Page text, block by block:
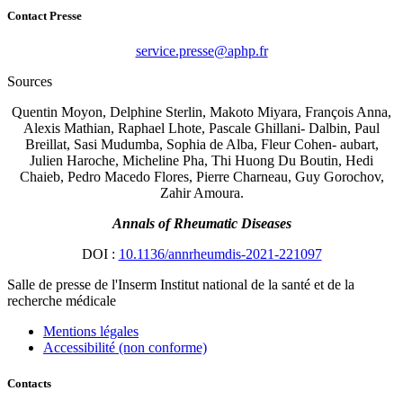
Contact Presse
rf.phpa@esserp.ecivres
Sources
Quentin Moyon, Delphine Sterlin, Makoto Miyara, François Anna,
Alexis Mathian, Raphael Lhote, Pascale Ghillani- Dalbin, Paul
Breillat, Sasi Mudumba, Sophia de Alba, Fleur Cohen- aubart,
Julien Haroche, Micheline Pha, Thi Huong Du Boutin, Hedi
Chaieb, Pedro Macedo Flores, Pierre Charneau, Guy Gorochov,
Zahir Amoura.
Annals of Rheumatic Diseases
DOI : 10.1136/annrheumdis-2021-221097
Salle de presse de l'Inserm Institut national de la santé et de la
recherche médicale
Mentions légales
Accessibilité (non conforme)
Contacts